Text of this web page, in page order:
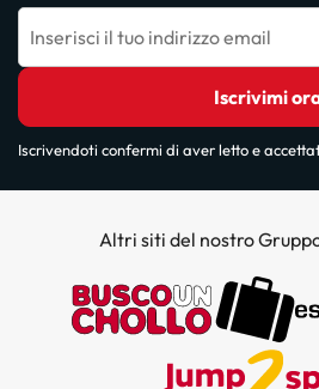
Inserisci il tuo indirizzo email
Iscrivimi
Iscrivendoti confermi di aver letto e
Altri siti del nostro